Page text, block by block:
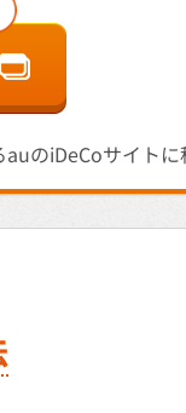
のiDeCoサイトに